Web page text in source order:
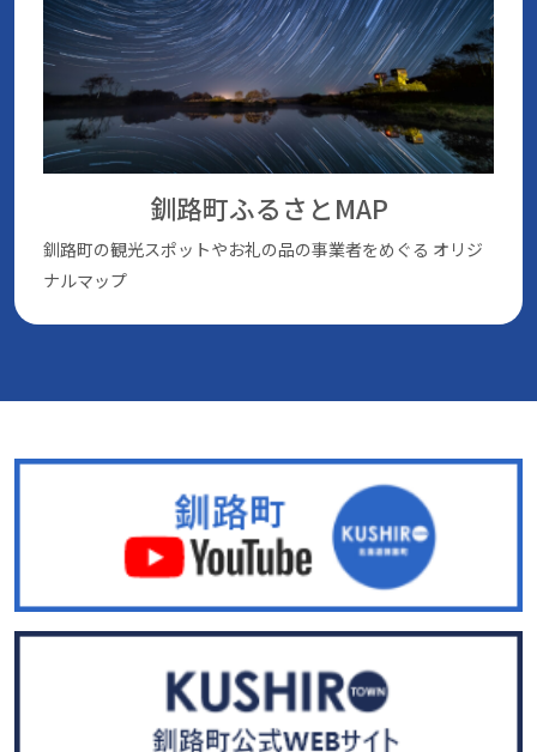
釧路町ふるさとMAP
釧路町の観光スポットやお礼の品の事業者をめぐる オリジ
ナルマップ